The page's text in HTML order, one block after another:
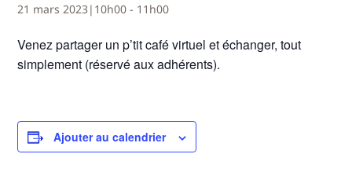
21 mars 2023|10h00 - 11h00
Venez partager un p’tit café virtuel et échanger, tout
simplement (réservé aux adhérents).
Ajouter au calendrier